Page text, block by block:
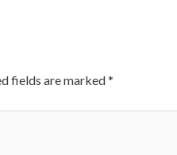
fields are marked*